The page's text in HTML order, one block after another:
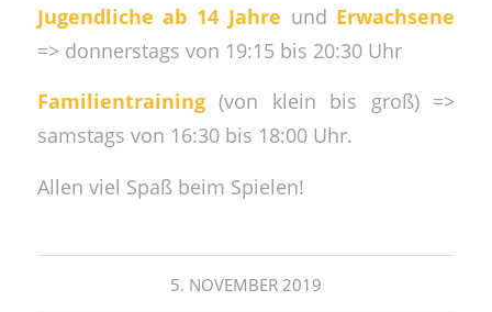
Jugendliche ab 14 Jahre und Erwachsene
=> donnerstags von 19:15 bis 20:30 Uhr
Familientraining(von klein bis groß) =>
samstags von 16:30 bis 18:00 Uhr.
Allen viel Spaß beim Spielen!
5. NOVEMBER 2019